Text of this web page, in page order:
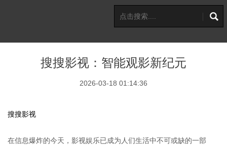
搜搜影视：智能观影新纪元
2026-03-18 01:14:36
搜搜影视
在信息爆炸的今天，影视娱乐已成为人们生活中不可或缺的一部